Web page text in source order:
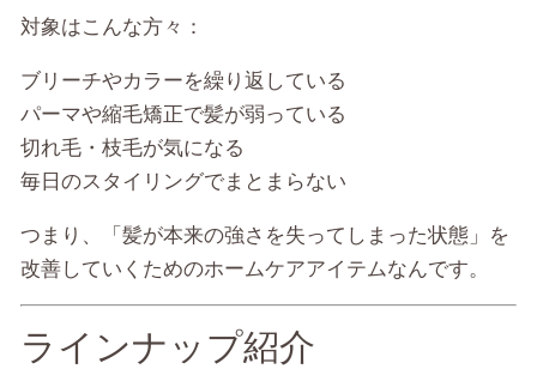
対象はこんな方々：
ブリーチやカラーを繰り返している
パーマや縮毛矯正で髪が弱っている
切れ毛・枝毛が気になる
毎日のスタイリングでまとまらない
つまり、「髪が本来の強さを失ってしまった状態」を
改善していくためのホームケアアイテムなんです。
ラインナップ紹介